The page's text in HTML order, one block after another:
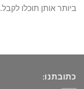
ביותר אותן תוכלו לקבל.
כתובתנו: